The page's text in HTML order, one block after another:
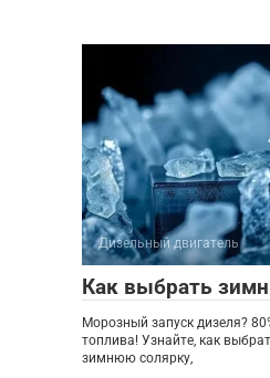
Дизельный двигатель
Как выбрать
Морозный запуск дизеля?
топлива! Узнайте, как
зимнюю солярку,